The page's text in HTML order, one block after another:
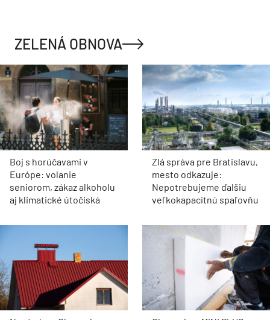
ZELENÁ OBNOVA
Boj s horúčavami v
Európe: volanie
seniorom, zákaz alkoholu
aj klimatické útočiská
Zlá správa pre Bratislavu,
mesto odkazuje:
Nepotrebujeme ďalšiu
veľkokapacitnú spaľovňu